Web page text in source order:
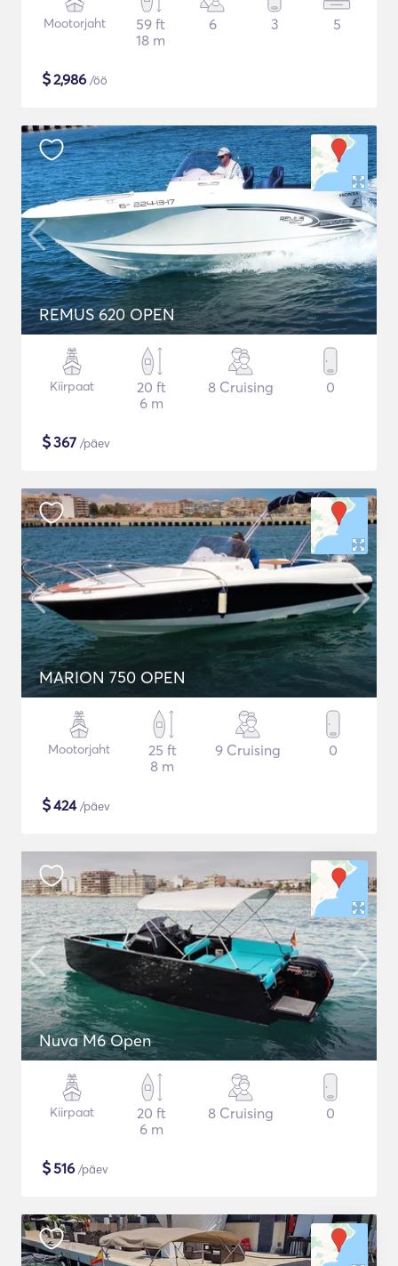
Mootorjaht
59 ft
18 m
6 3 5
$2,986 /öö
REMUS 620 OPEN
Kiirpaat
20 ft
6 m
8 Cruising 0
$367 /päev
MARION 750 OPEN
Mootorjaht
25 ft
8 m
9 Cruising 0
$424/päev
Nuva M6 Open
Kiirpaat
20 ft
6 m
8 Cruising 0
$516 /päev